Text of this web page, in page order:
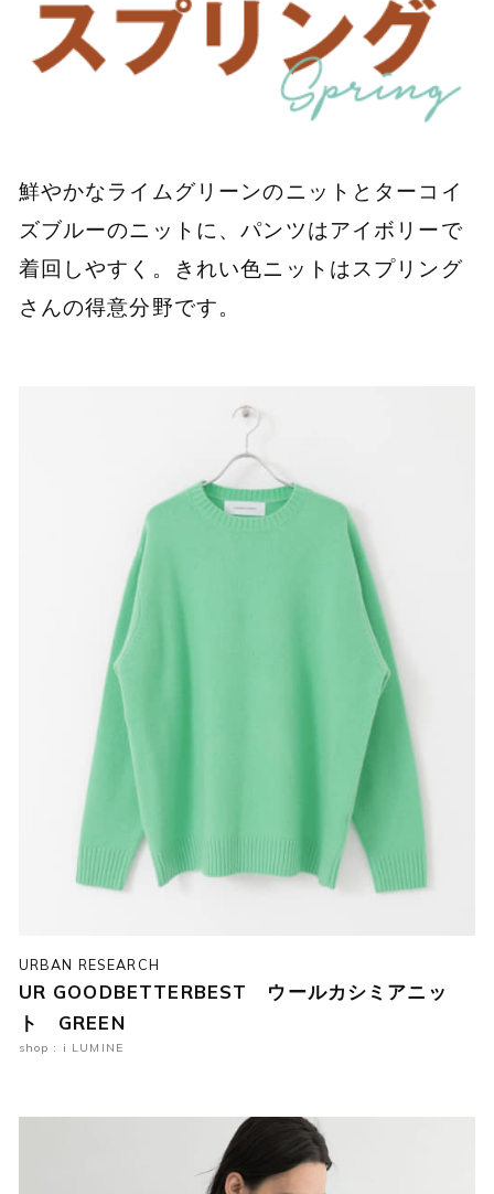
鮮やかなライムグリーンのニットとターコイ
ズブルーのニットに、パンツはアイボリーで
着回しやすく。きれい色ニットはスプリング
さんの得意分野です。
URBAN RESEARCH
UR GOODBETTERBEST ウールカシミアニッ
ト GREEN
shop : i LUMINE